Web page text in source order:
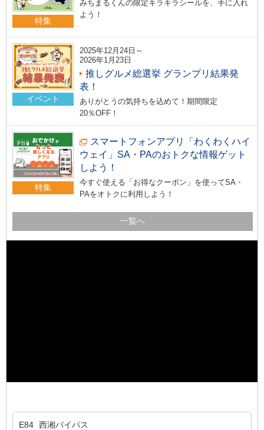
特集
みちまるくんの限定キラキラシールを、手に入れ
よう！
イベント
2025年12月24日～
2026年1月23日
推しグルメ総選挙 グランプリ結果発
表！
ありがとうの気持ちを込めて！期間限定
20％OFF！
特集
スマートフォンアプリ「わくわくハイ
ウェイ」SA・PAのおトクな情報ゲット
しよう！
今すぐ使える「お得なクーポン」を使ってSA・
PAをオトクに利用しよう！
一覧へ
E84 西湘バイパス